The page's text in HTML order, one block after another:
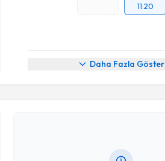
11:20
Daha Fazla Göster
Randevu Takvimi Talebi
Fzt. Cem Ozan Örak